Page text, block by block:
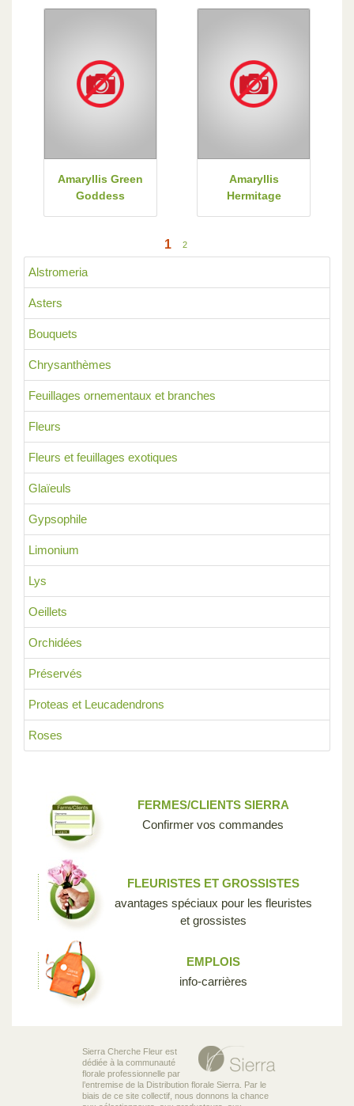
Alstromeria
Asters
Bouquets
Chrysanthèmes
Feuillages ornementaux et branches
Fleurs
Fleurs et feuillages exotiques
Glaïeuls
Gypsophile
Limonium
Lys
Oeillets
Orchidées
Préservés
Proteas et Leucadendrons
Roses
Amaryllis Green
Goddess
Amaryllis
Hermitage
1 2
FERMES/CLIENTS SIERRA
Confirmer vos commandes
FLEURISTES ET GROSSISTES
avantages spéciaux pour les fleuristes
et grossistes
EMPLOIS
info-carrières
Sierra Cherche Fleur est
dédiée à la communauté
florale professionnelle par
l’entremise de la Distribution florale Sierra. Par le
biais de ce site collectif, nous donnons la chance